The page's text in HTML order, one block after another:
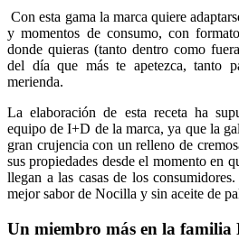
Con esta gama la marca quiere
y momentos de consumo, con
donde quieras (tanto dentro como
del día que más te apetezca, tanto
merienda.
La elaboración de esta receta ha
equipo de I+D de la marca, ya que la
gran crujencia con un relleno de
sus propiedades desde el momento en
llegan a las casas de los
mejor sabor de Nocilla y sin aceite de
Un miembro más en la familia